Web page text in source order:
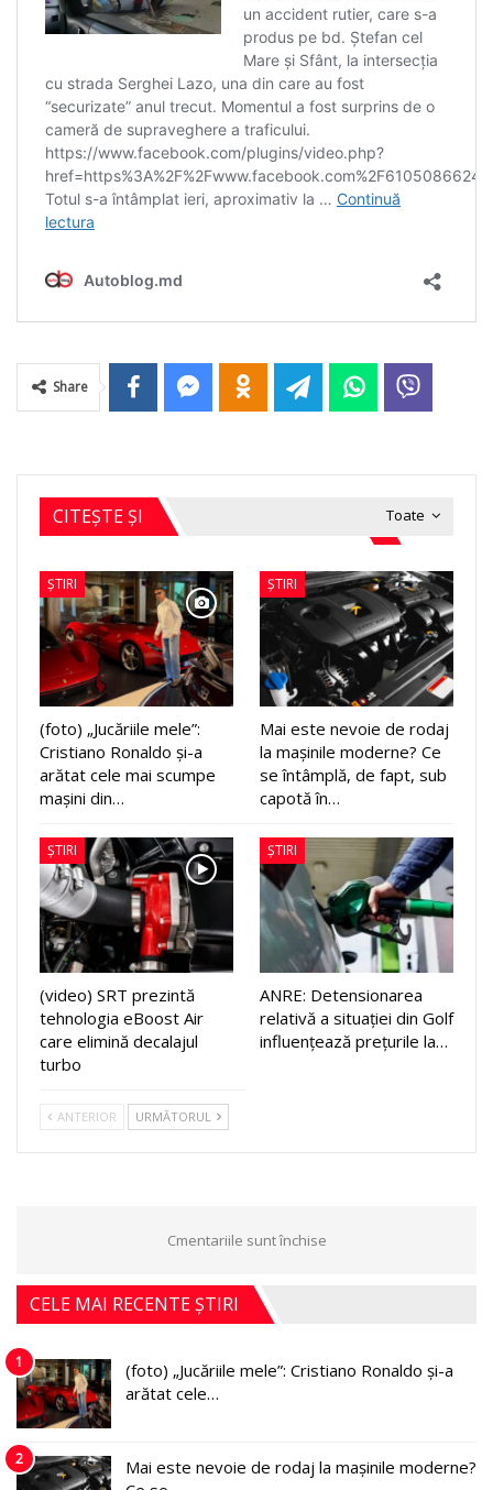
Share
Toate
CITEȘTE ȘI
ȘTIRI
(foto) „Jucăriile mele”:
Cristiano Ronaldo și-a
arătat cele mai scumpe
mașini din…
ȘTIRI
Mai este nevoie de rodaj
la mașinile moderne? Ce
se întâmplă, de fapt, sub
capotă în…
ȘTIRI
(video) SRT prezintă
tehnologia eBoost Air
care elimină decalajul
turbo
ȘTIRI
ANRE: Detensionarea
relativă a situației din Golf
influențează prețurile la…
ANTERIOR URMĂTORUL
Cmentariile sunt închise
CELE MAI RECENTE ȘTIRI
1
(foto) „Jucăriile mele”: Cristiano Ronaldo și-a
arătat cele…
2
Mai este nevoie de rodaj la mașinile moderne?